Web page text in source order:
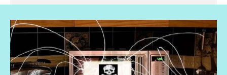
HOME
CHI SIAMO
SOCIAL